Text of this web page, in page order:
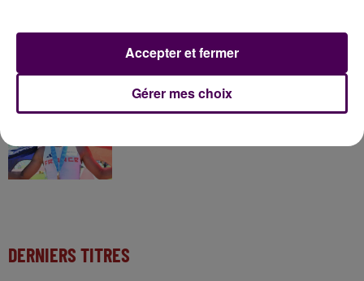
Kids !
13h58
DERNIERS TITRES
Gérer mes choix
Accepter et fermer